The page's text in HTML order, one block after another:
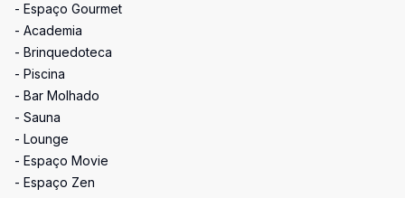
- Espaço Gourmet
- Academia
- Brinquedoteca
- Piscina
- Bar Molhado
- Sauna
- Lounge
- Espaço Movie
- Espaço Zen